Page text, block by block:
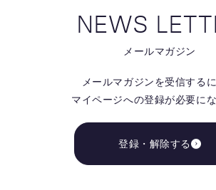
NEWS
メールマガジン
メールマガジンを受信するに
マイページへの登録が必要に
登録・解除する